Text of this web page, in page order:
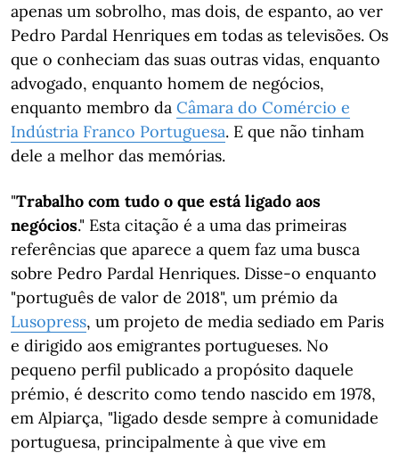
apenas um sobrolho, mas dois, de espanto, ao ver
Pedro Pardal Henriques em todas as televisões. Os
que o conheciam das suas outras vidas, enquanto
advogado, enquanto homem de negócios,
enquanto membro da Câmara do Comércio e
Indústria Franco Portuguesa. E que não tinham
dele a melhor das memórias.
"Trabalho com tudo o que está ligado aos
negócios." Esta citação é a uma das primeiras
referências que aparece a quem faz uma busca
sobre Pedro Pardal Henriques. Disse-o enquanto
"português de valor de 2018", um prémio da
Lusopress, um projeto de media sediado em Paris
e dirigido aos emigrantes portugueses. No
pequeno perfil publicado a propósito daquele
prémio, é descrito como tendo nascido em 1978,
em Alpiarça, "ligado desde sempre à comunidade
portuguesa, principalmente à que vive em